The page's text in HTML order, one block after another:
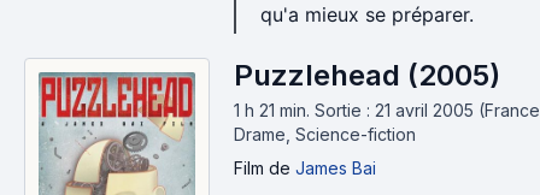
qu'a mieux se préparer.
Puzzlehead (2005)
1 h 21 min. Sortie : 21 avril 2005
Drame, Science-fiction
Film de James Bai